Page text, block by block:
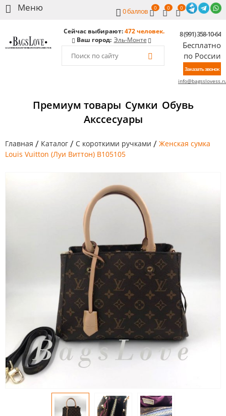
0баллов 0 0 0
Сейчас выбирают:472 человек.
Ваш город: Эль-Монте
8 (991) 358-10-64
Бесплатно
по России
Заказать звонок
Премиум товары Сумки Обувь
Акссесуары
Главная / Каталог / С короткими ручками / Женская сумка
Louis Vuitton (Луи Виттон) B105105